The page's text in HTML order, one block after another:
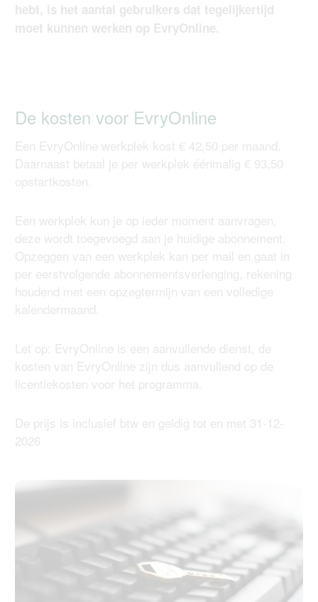
hebt, is het aantal gebruikers dat tegelijkertijd
moet kunnen werken op EvryOnline.
De kosten voor EvryOnline
Een EvryOnline werkplek kost € 42,50 per maand.
Daarnaast betaal je per werkplek éénmalig € 93,50
opstartkosten.
Een werkplek kun je op ieder moment aanvragen,
deze wordt toegevoegd aan je huidige abonnement.
Opzeggen van een werkplek kan per mail en gaat in
per eerstvolgende abonnementsverlenging, rekening
houdend met een opzegtermijn van een volledige
kalendermaand.
Let op: EvryOnline is een aanvullende dienst, de
kosten van EvryOnline zijn dus aanvullend op de
licentiekosten voor het programma.
De prijs is inclusief btw en geldig tot en met 31-12-
2026